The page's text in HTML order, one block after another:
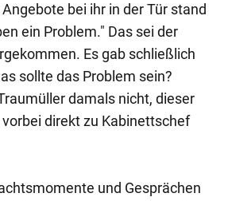
bei ihr in der Tür stand
ein Problem." Das sei der
Es gab schließlich
sollte das Problem sein?
damals nicht, dieser
direkt zu Kabinettschef
und Gesprächen